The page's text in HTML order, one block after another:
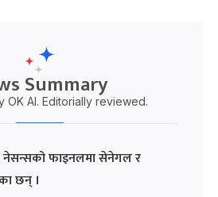
Summary
OK AI. Editorially reviewed.
फाइनलमा सेनेगल र
छन् ।